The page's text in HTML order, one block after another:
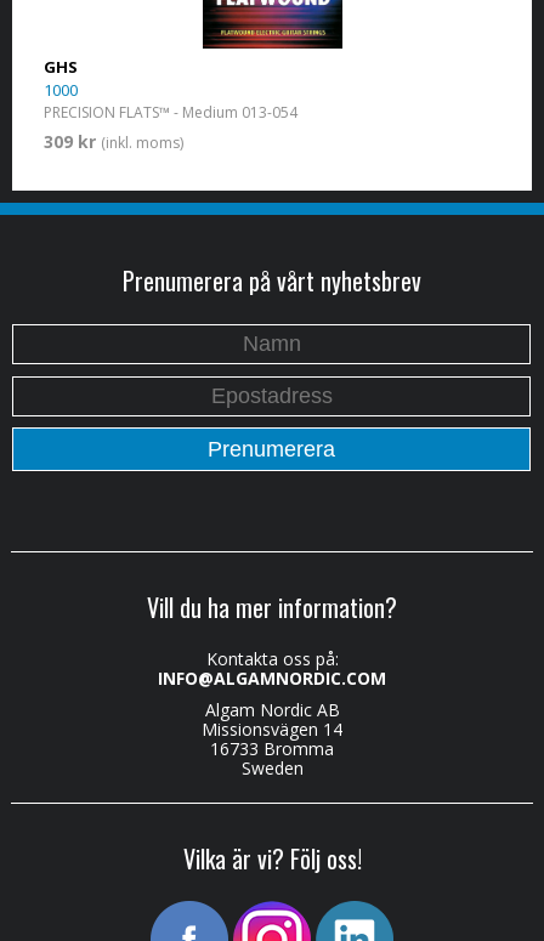
GHS
1000
PRECISION FLATS™ - Medium 013-054
309 kr (inkl. moms)
Prenumerera på vårt nyhetsbrev
Vill du ha mer information?
Kontakta oss på:
INFO@ALGAMNORDIC.COM
Algam Nordic AB
Missionsvägen 14
16733 Bromma
Sweden
Vilka är vi? Följ oss!